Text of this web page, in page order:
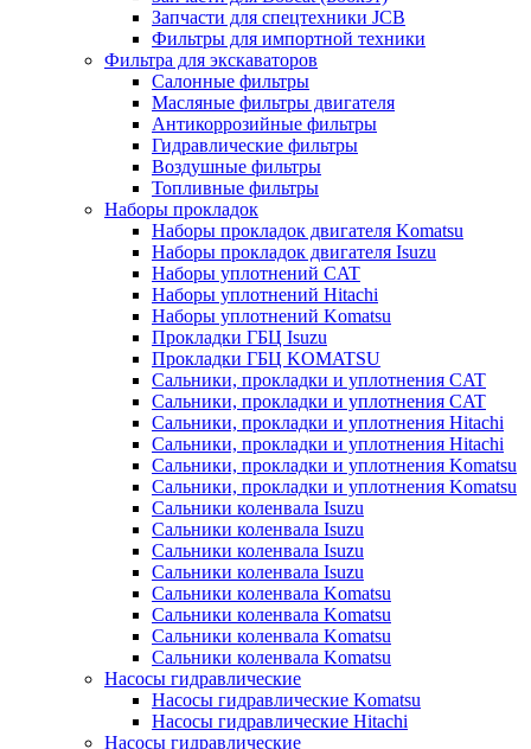
Запчасти для спецтехники JCB
Фильтры для импортной техники
Фильтра для экскаваторов
Салонные фильтры
Масляные фильтры двигателя
Антикоррозийные фильтры
Гидравлические фильтры
Воздушные фильтры
Топливные фильтры
Наборы прокладок
Наборы прокладок двигателя Komatsu
Наборы прокладок двигателя Isuzu
Наборы уплотнений CAT
Наборы уплотнений Hitachi
Наборы уплотнений Komatsu
Прокладки ГБЦ Isuzu
Прокладки ГБЦ KOMATSU
Сальники, прокладки и уплотнения CAT
Сальники, прокладки и уплотнения CAT
Сальники, прокладки и уплотнения Hitachi
Сальники, прокладки и уплотнения Hitachi
Сальники, прокладки и уплотнения Komatsu
Сальники, прокладки и уплотнения Komatsu
Сальники коленвала Isuzu
Сальники коленвала Isuzu
Сальники коленвала Isuzu
Сальники коленвала Isuzu
Сальники коленвала Komatsu
Сальники коленвала Komatsu
Сальники коленвала Komatsu
Сальники коленвала Komatsu
Насосы гидравлические
Насосы гидравлические Komatsu
Насосы гидравлические Hitachi
Насосы гидравлические